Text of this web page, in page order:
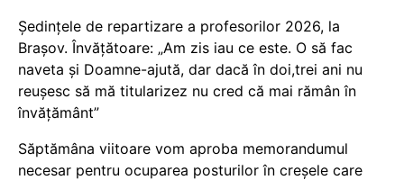
Ședințele de repartizare a profesorilor 2026, la
Brașov. Învățătoare: „Am zis iau ce este. O să fac
naveta și Doamne-ajută, dar dacă în doi,trei ani nu
reușesc să mă titularizez nu cred că mai rămân în
învățământ”
Săptămâna viitoare vom aproba memorandumul
necesar pentru ocuparea posturilor în creșele care